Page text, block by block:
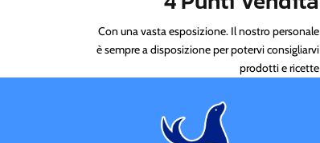
Con una vasta esposizione. Il nostro personale
è sempre a disposizione per potervi consigliarvi
prodotti e ricette